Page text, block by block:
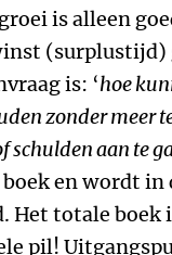
is alleen
(surplustijd)
is: ‘hoe
zonder meer
aan te
en wordt in
totale boek
pil!